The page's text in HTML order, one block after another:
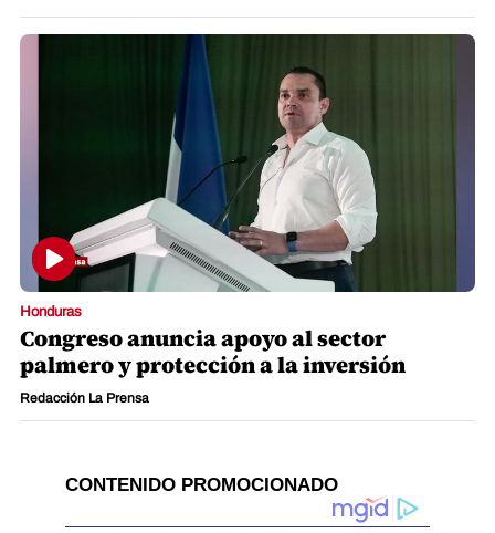
Honduras
Congreso anuncia apoyo al sector
palmero y protección a la inversión
Redacción La Prensa